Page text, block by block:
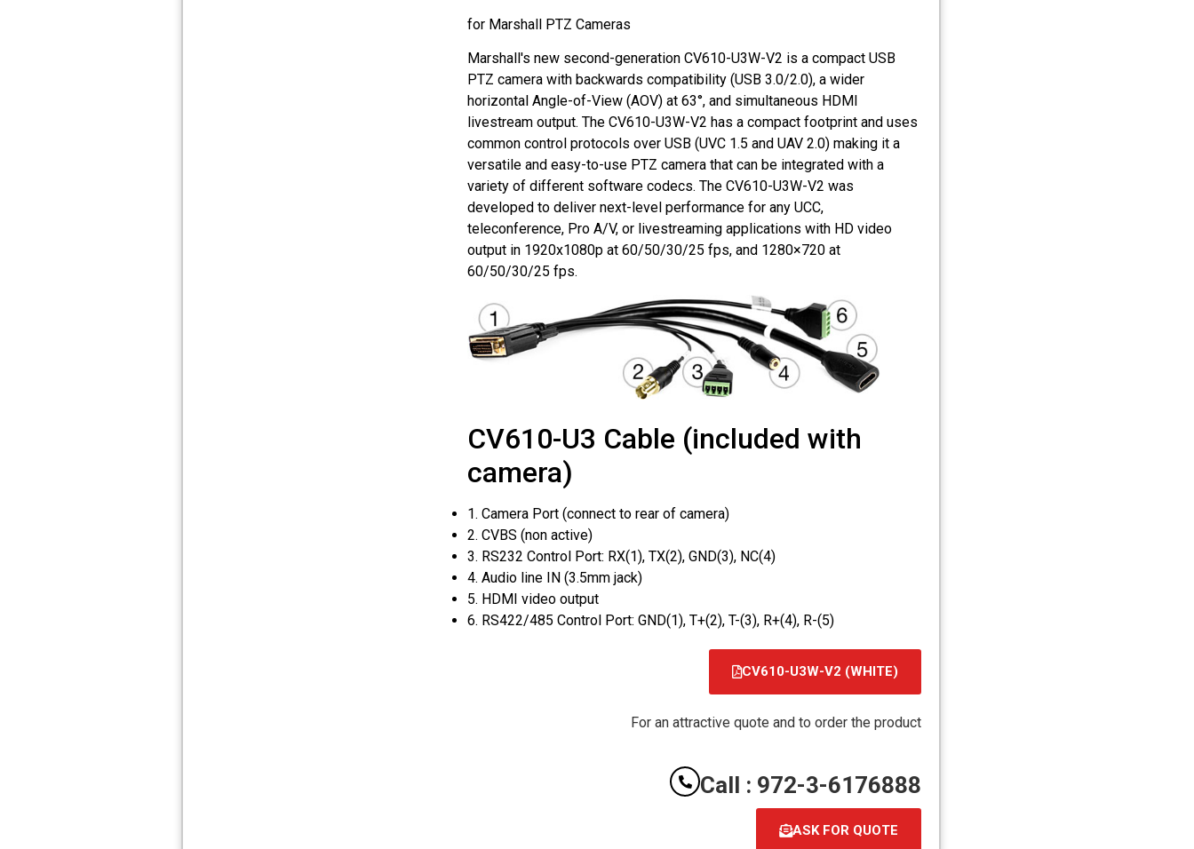
for Marshall PTZ Cameras
Marshall's new second-generation CV610-U3W-V2 is a compact USB
PTZ camera with backwards compatibility (USB 3.0/2.0), a wider
horizontal Angle-of-View (AOV) at 63°, and simultaneous HDMI
livestream output. The CV610-U3W-V2 has a compact footprint and uses
common control protocols over USB (UVC 1.5 and UAV 2.0) making it a
versatile and easy-to-use PTZ camera that can be integrated with a
variety of different software codecs. The CV610-U3W-V2 was
developed to deliver next-level performance for any UCC,
teleconference, Pro A/V, or livestreaming applications with HD video
output in 1920x1080p at 60/50/30/25 fps, and 1280×720 at
60/50/30/25 fps.
CV610-U3 Cable (included with
camera)
1. Camera Port (connect to rear of camera)
2. CVBS (non active)
3. RS232 Control Port: RX(1), TX(2), GND(3), NC(4)
4. Audio line IN (3.5mm jack)
5. HDMI video output
6. RS422/485 Control Port: GND(1), T+(2), T-(3), R+(4), R-(5)
CV610-U3W-V2 (WHITE)
קובץ
PDF
For an attractive quote and to order the product
Call : 972-3-6176888
ASK FOR QUOTE